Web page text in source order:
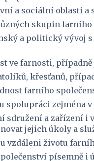
a sociální oblasti
skupin farního
a politický vývoj
ve farnosti, případně
křesťanů,
farního
spolupráci zejména
sdružení a zařízení
jejich úkoly a
vzdáleni životu
písemně i